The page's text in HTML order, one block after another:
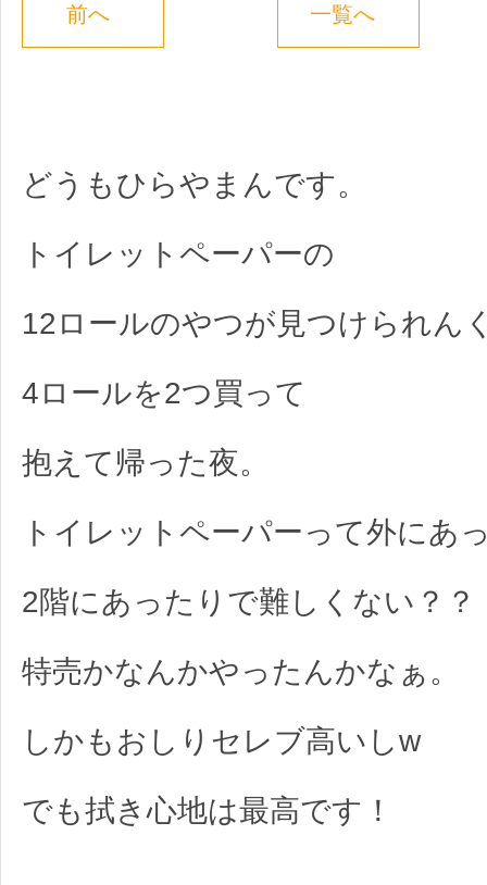
前へ 一覧へ
どうもひらやまんです。
トイレットペーパーの
12ロールのやつが見つけられん
4ロールを2つ買って
抱えて帰った夜。
トイレットペーパーって外にあ
2階にあったりで難しくない？？
特売かなんかやったんかなぁ。
しかもおしりセレブ高いしw
でも拭き心地は最高です！